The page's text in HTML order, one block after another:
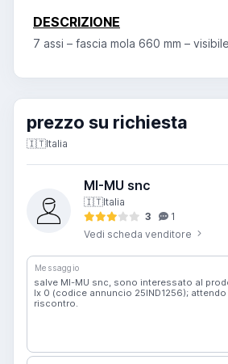
DESCRIZIONE
7 assi – fascia mola 660 mm –
prezzo su richiesta
🇮🇹Italia
MI-MU snc
🇮🇹Italia
3
1
Vedi scheda venditore
Messaggio